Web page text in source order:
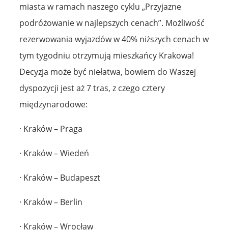
miasta w ramach naszego cyklu „Przyjazne
podróżowanie w najlepszych cenach”. Możliwość
rezerwowania wyjazdów w 40% niższych cenach w
tym tygodniu otrzymują mieszkańcy Krakowa!
Decyzja może być niełatwa, bowiem do Waszej
dyspozycji jest aż 7 tras, z czego cztery
międzynarodowe:
· Kraków – Praga
· Kraków – Wiedeń
· Kraków – Budapeszt
· Kraków – Berlin
· Kraków – Wrocław